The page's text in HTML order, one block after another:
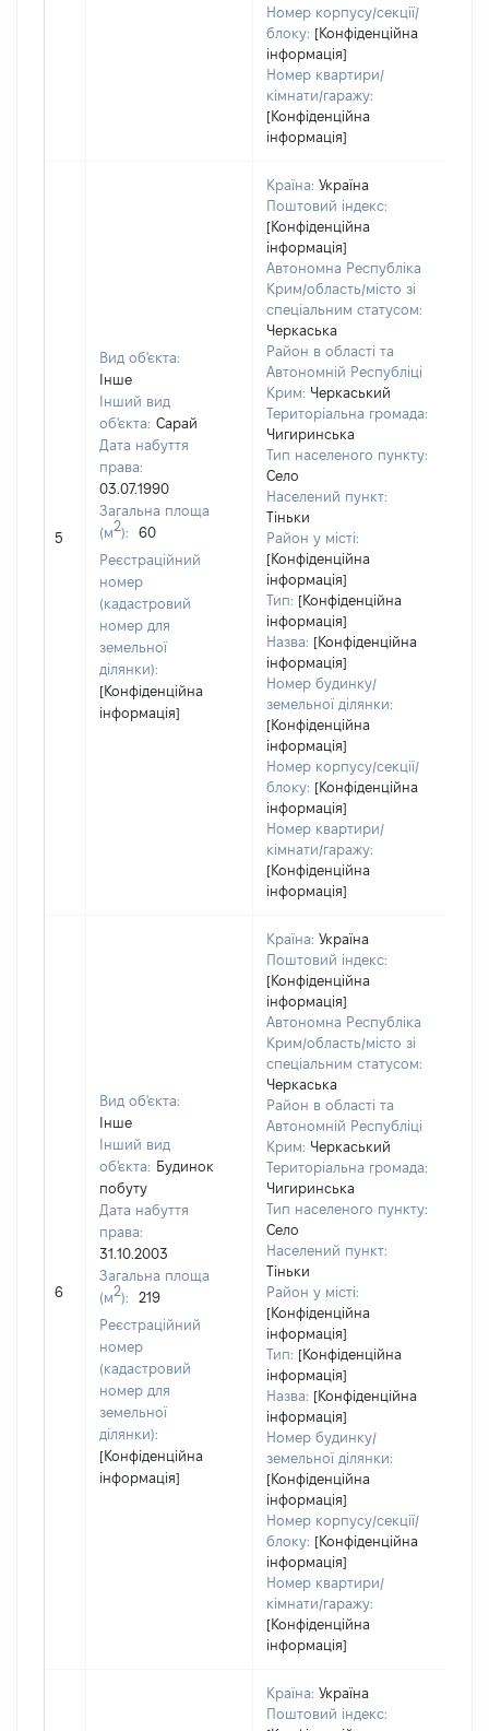
Номер корпусу/секції/
блоку: [Конфіденційна
інформація]
Номер квартири/
кімнати/гаражу:
[Конфіденційна
інформація]
5
Вид об'єкта:
Інше
Інший вид
об'єкта: Сарай
Дата набуття
права:
03.07.1990
Загальна площа
(м2):
60
Реєстраційний
номер
(кадастровий
номер для
земельної
ділянки):
[Конфіденційна
інформація]
Країна: Україна
Поштовий індекс:
[Конфіденційна
інформація]
Автономна Республіка
Крим/область/місто зі
спеціальним статусом:
Черкаська
Район в області та
Автономній Республіці
Крим: Черкаський
Територіальна громада:
Чигиринська
Тип населеного пункту:
Село
Населений пункт:
Тіньки
Район у місті:
[Конфіденційна
інформація]
Тип: [Конфіденційна
інформація]
Назва: [Конфіденційна
інформація]
Номер будинку/
земельної ділянки:
[Конфіденційна
інформація]
Номер корпусу/секції/
блоку: [Конфіденційна
інформація]
Номер квартири/
кімнати/гаражу:
[Конфіденційна
інформація]
6
Вид об'єкта:
Інше
Інший вид
об'єкта: Будинок
побуту
Дата набуття
права:
31.10.2003
Загальна площа
(м2):
219
Реєстраційний
номер
(кадастровий
номер для
земельної
ділянки):
[Конфіденційна
інформація]
Країна: Україна
Поштовий індекс:
[Конфіденційна
інформація]
Автономна Республіка
Крим/область/місто зі
спеціальним статусом:
Черкаська
Район в області та
Автономній Республіці
Крим: Черкаський
Територіальна громада:
Чигиринська
Тип населеного пункту:
Село
Населений пункт:
Тіньки
Район у місті:
[Конфіденційна
інформація]
Тип: [Конфіденційна
інформація]
Назва: [Конфіденційна
інформація]
Номер будинку/
земельної ділянки:
[Конфіденційна
інформація]
Номер корпусу/секції/
блоку: [Конфіденційна
інформація]
Номер квартири/
кімнати/гаражу:
[Конфіденційна
інформація]
Країна: Україна
Поштовий індекс: